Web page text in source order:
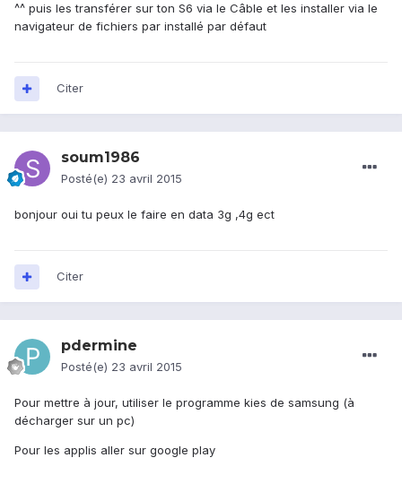
^^ puis les transférer sur ton S6 via le Câble et les installer via le
navigateur de fichiers par installé par défaut
Citer
soum1986
Posté(e) 23 avril 2015
bonjour oui tu peux le faire en data 3g ,4g ect
Citer
pdermine
Posté(e) 23 avril 2015
Pour mettre à jour, utiliser le programme kies de samsung (à
décharger sur un pc)
Pour les applis aller sur google play